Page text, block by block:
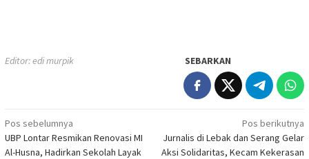
Editor: edi murpik SEBARKAN
Navigasi
pos
Pos sebelumnya
UBP Lontar Resmikan Renovasi MI
Al-Husna, Hadirkan Sekolah Layak
Pos berikutnya
Jurnalis di Lebak dan Serang Gelar
Aksi Solidaritas, Kecam Kekerasan